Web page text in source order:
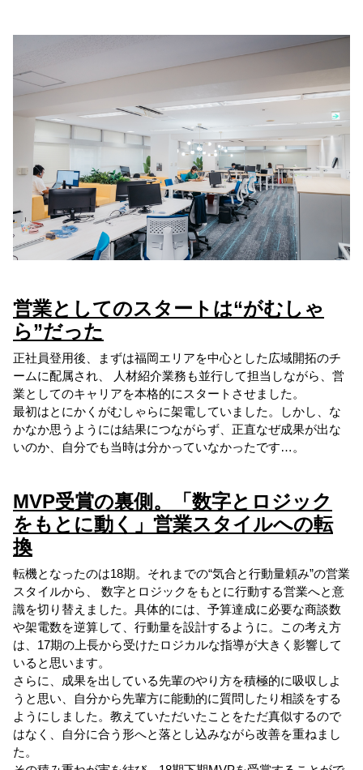
営業としてのスタートは“がむしゃ
ら”だった
正社員登用後、まずは福岡エリアを中心とした広域開拓のチ
ームに配属され、 人材紹介業務も並行して担当しながら、営
業としてのキャリアを本格的にスタートさせました。
最初はとにかくがむしゃらに架電していました。しかし、な
かなか思うようには結果につながらず、正直なぜ成果が出な
いのか、自分でも当時は分かっていなかったです…。
MVP受賞の裏側。「数字とロジック
をもとに動く」営業スタイルへの転
換
転機となったのは18期。それまでの“気合と行動量頼み”の営業
スタイルから、 数字とロジックをもとに行動する営業へと意
識を切り替えました。具体的には、予算達成に必要な商談数
や架電数を逆算して、行動量を設計するように。この考え方
は、17期の上長から受けたロジカルな指導が大きく影響して
いると思います。
さらに、成果を出している先輩のやり方を積極的に吸収しよ
うと思い、自分から先輩方に能動的に質問したり相談をする
ようにしました。教えていただいたことをただ真似するので
はなく、自分に合う形へと落とし込みながら改善を重ねまし
た。